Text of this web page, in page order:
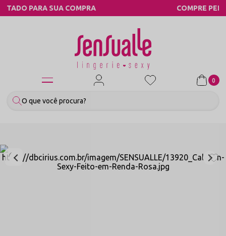
COMPRE PELO WHATSAPP
0